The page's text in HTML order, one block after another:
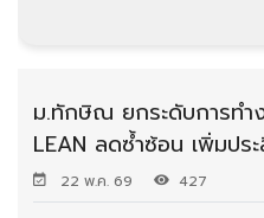
ม.ทักษิณ ยกระดับการท
LEAN ลดซ้ำซ้อน เพิ่มปร
22 พ.ค. 69 427